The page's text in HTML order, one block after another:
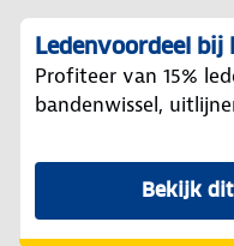
Ledenvoordeel
Profiteer van 15%
bandenwissel,
Bekijk